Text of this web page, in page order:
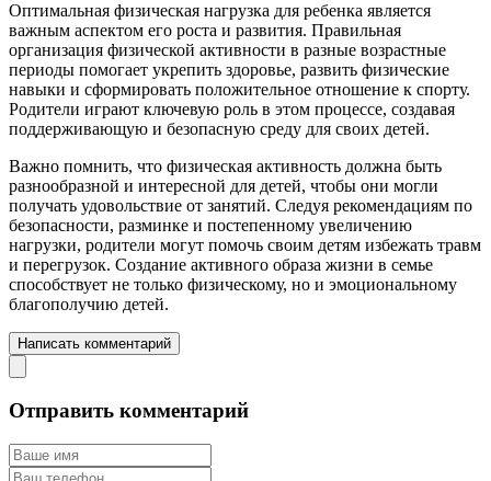
Оптимальная физическая нагрузка для ребенка является
важным аспектом его роста и развития. Правильная
организация физической активности в разные возрастные
периоды помогает укрепить здоровье, развить физические
навыки и сформировать положительное отношение к спорту.
Родители играют ключевую роль в этом процессе, создавая
поддерживающую и безопасную среду для своих детей.
Важно помнить, что физическая активность должна быть
разнообразной и интересной для детей, чтобы они могли
получать удовольствие от занятий. Следуя рекомендациям по
безопасности, разминке и постепенному увеличению
нагрузки, родители могут помочь своим детям избежать травм
и перегрузок. Создание активного образа жизни в семье
способствует не только физическому, но и эмоциональному
благополучию детей.
Написать комментарий
Отправить комментарий